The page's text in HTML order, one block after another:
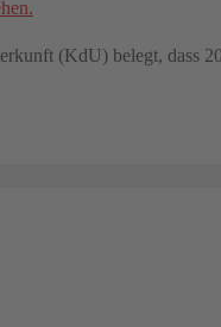
(KdU) belegt, dass